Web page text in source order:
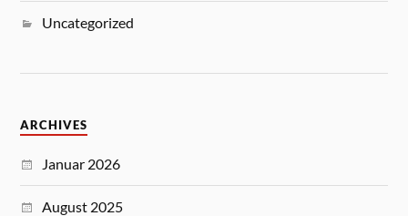
Uncategorized
ARCHIVES
Januar 2026
August 2025